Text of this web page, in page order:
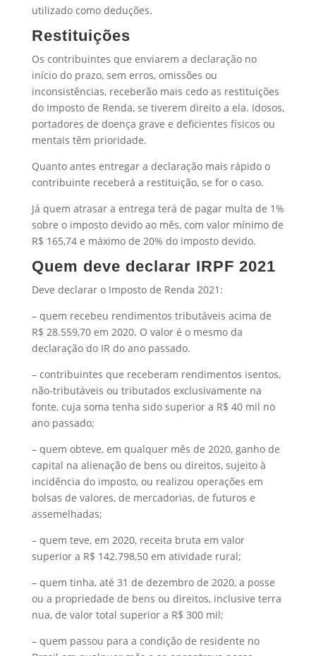
utilizado como deduções.
Restituições
Os contribuintes que enviarem a declaração no
início do prazo, sem erros, omissões ou
inconsistências, receberão mais cedo as restituições
do Imposto de Renda, se tiverem direito a ela. Idosos,
portadores de doença grave e deficientes físicos ou
mentais têm prioridade.
Quanto antes entregar a declaração mais rápido o
contribuinte receberá a restituição, se for o caso.
Já quem atrasar a entrega terá de pagar multa de 1%
sobre o imposto devido ao mês, com valor mínimo de
R$ 165,74 e máximo de 20% do imposto devido.
Quem deve declarar IRPF 2021
Deve declarar o Imposto de Renda 2021:
– quem recebeu rendimentos tributáveis acima de
R$ 28.559,70 em 2020. O valor é o mesmo da
declaração do IR do ano passado.
– contribuintes que receberam rendimentos isentos,
não-tributáveis ou tributados exclusivamente na
fonte, cuja soma tenha sido superior a R$ 40 mil no
ano passado;
– quem obteve, em qualquer mês de 2020, ganho de
capital na alienação de bens ou direitos, sujeito à
incidência do imposto, ou realizou operações em
bolsas de valores, de mercadorias, de futuros e
assemelhadas;
– quem teve, em 2020, receita bruta em valor
superior a R$ 142.798,50 em atividade rural;
– quem tinha, até 31 de dezembro de 2020, a posse
ou a propriedade de bens ou direitos, inclusive terra
nua, de valor total superior a R$ 300 mil;
– quem passou para a condição de residente no